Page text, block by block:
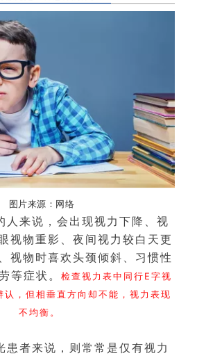
图片来源：网络
人来说，会出现视力下降、视
视物重影、夜间视力较白天更
视物时喜欢头颈倾斜、习惯性
等症状。
检查视力表中同行E字视
认，但相垂直方向却不能，视力表现
不均衡。
患者来说，则常常是仅有视力